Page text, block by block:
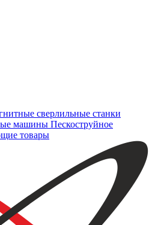
сверлильные станки
машины Пескоструйное
товары